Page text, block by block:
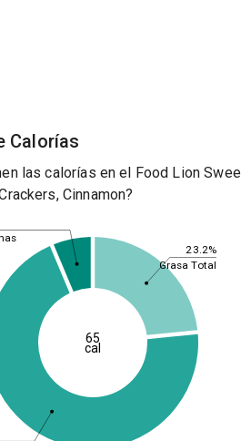
Calorías
las calorías en el Food Lion
Cinnamon?
23.2%
Grasa Total
65
cal